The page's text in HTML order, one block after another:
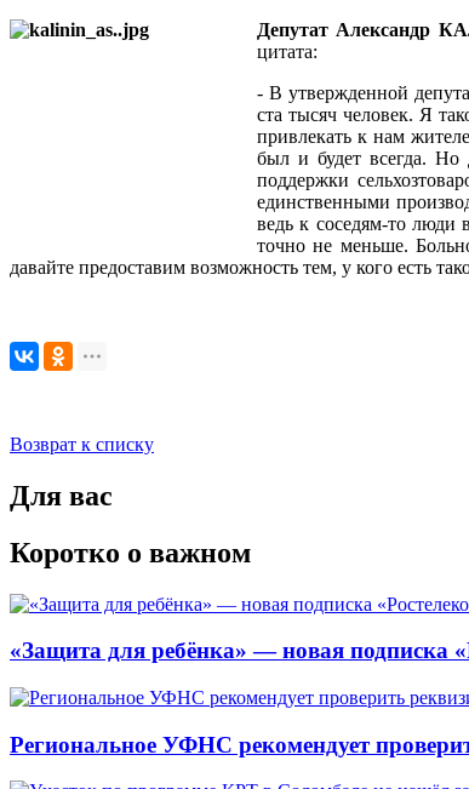
Депутат Александр
цитата:
- В утвержденной
ста тысяч человек. Я
привлекать к нам
был и будет всегда. Но
поддержки
единственными
ведь к соседям-то
точно не меньше.
давайте предоставим возможность тем, у кого есть
Возврат к списку
Для вас
Коротко о важном
«Защита для ребёнка» — новая подписка
Региональное УФНС рекомендует